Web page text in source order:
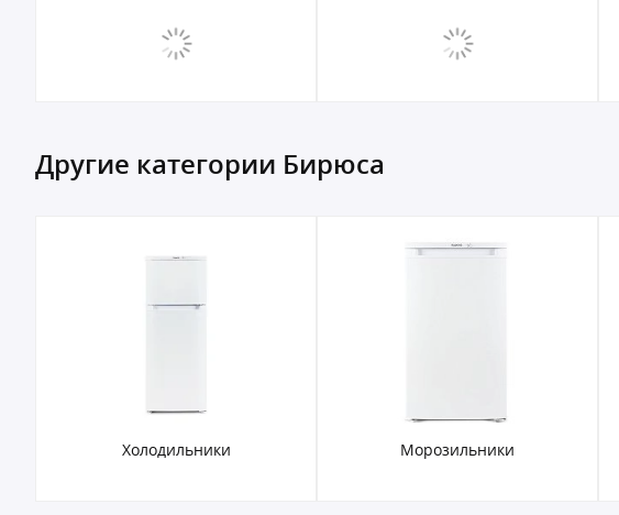
Другие категории Бирюса
Холодильники Морозильники